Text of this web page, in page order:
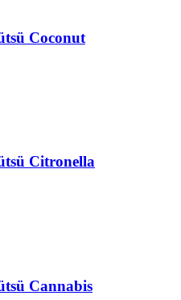
Coconut
Citronella
Cannabis